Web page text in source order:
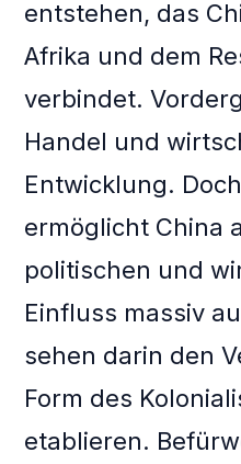
entstehen, das
Afrika und dem
verbindet.
Handel und
Entwicklung.
ermöglicht China
politischen und
Einfluss massiv
sehen darin den
Form des
etablieren.